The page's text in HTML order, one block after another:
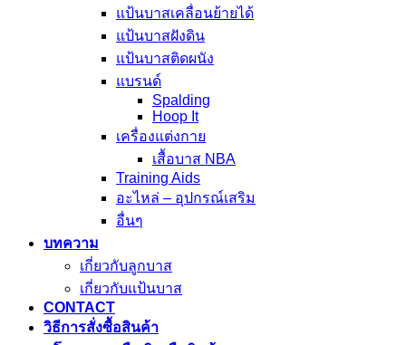
แป้นบาสเคลื่อนย้ายได้
แป้นบาสฝังดิน
แป้นบาสติดผนัง
แบรนด์
Spalding
Hoop It
เครื่องแต่งกาย
เสื้อบาส NBA
Training Aids
อะไหล่ – อุปกรณ์เสริม
อื่นๆ
บทความ
เกี่ยวกับลูกบาส
เกี่ยวกับแป้นบาส
CONTACT
วิธีการสั่งซื้อสินค้า